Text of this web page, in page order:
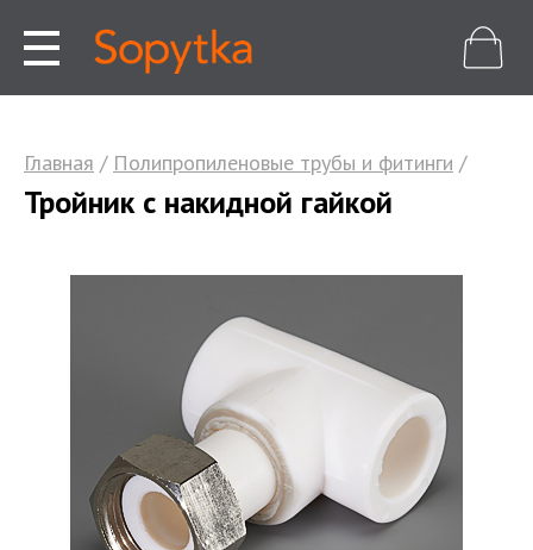
Главная / Полипропиленовые трубы и фитинги /
Тройник с накидной гайкой